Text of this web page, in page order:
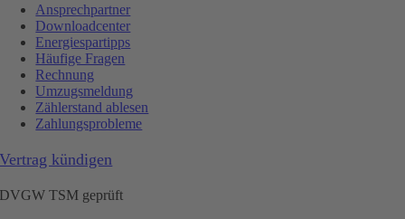
Ansprechpartner
Downloadcenter
Energiespartipps
Häufige Fragen
Rechnung
Umzugsmeldung
Zählerstand ablesen
Zahlungsprobleme
Vertrag kündigen
DVGW TSM geprüft